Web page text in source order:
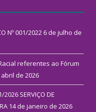
Nº 001/2022 6 de julho de
referentes ao Fórum
de 2026
2026 SERVIÇO DE
14 de janeiro de 2026